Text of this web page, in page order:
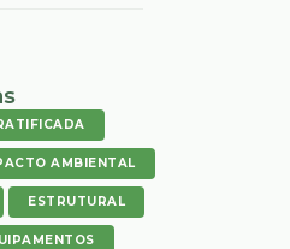
AMBIENTAL
ESTRUTURAL